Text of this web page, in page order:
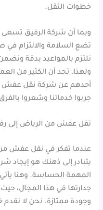
خطوات النقل.
وبما أن شركة الرفيق تسعى
تضع السلامة والالتزام في
نلتزم بالمواعيد بدقة
ولهذا، تجد أن الكثير من
أحدهم عن شركة نقل عفش
جربوا خدماتنا وشعروا
نقل عفش من الرياض إلى
عندما تفكر في نقل عفش من
يتبادر إلى ذهنك هو إيجاد
المهمة الحساسة. وهنا يأتي
جدارتها في هذا المجال، حيث
وجودة ممتازة. نحن لا